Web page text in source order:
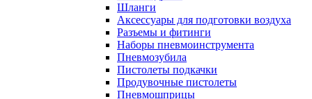
Шланги
Аксессуары для подготовки воздуха
Разъемы и фитинги
Наборы пневмоинструмента
Пневмозубила
Пистолеты подкачки
Продувочные пистолеты
Пневмошприцы